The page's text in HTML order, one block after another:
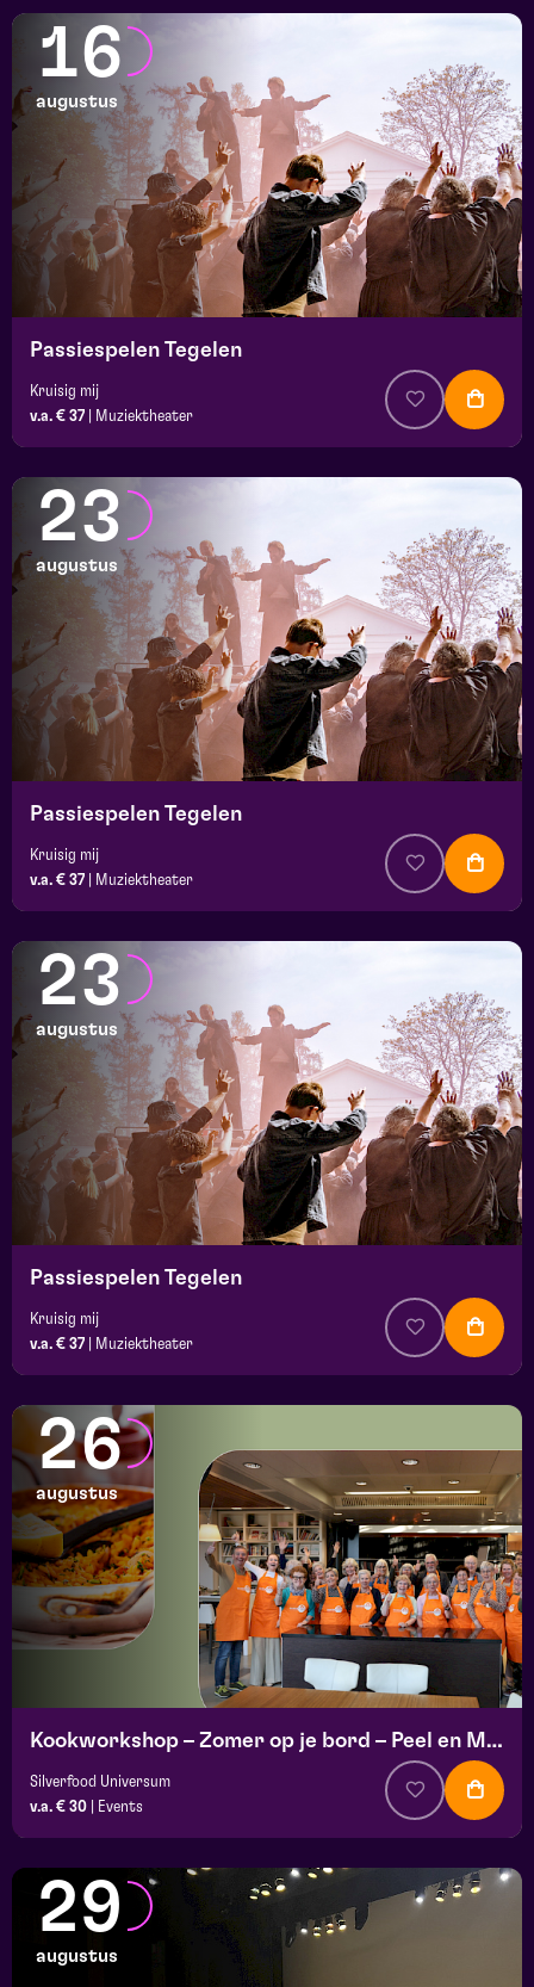
16
augustus
Passiespelen Tegelen
Kruisig mij
v.a. € 37
Muziektheater
23
augustus
Passiespelen Tegelen
Kruisig mij
v.a. € 37
Muziektheater
23
augustus
Passiespelen Tegelen
Kruisig mij
v.a. € 37
Muziektheater
26
augustus
Kookworkshop – Zomer op je bord – Peel en Maas
Silverfood Universum
v.a. € 30
Events
29
augustus